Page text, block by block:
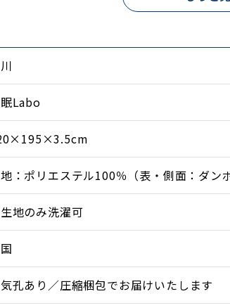
、蒸れにくく快適。
心地アップ
敷いてお使いください。
きます。
がラク。
Labo
：ポリエステル100％（表・側面：ダン
地のみ洗濯可
孔あり／圧縮梱包でお届けいたします